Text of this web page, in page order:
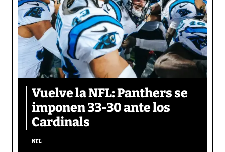
Vuelve la NFL: Panthers se
imponen 33-30 ante los
Cardinals
NFL